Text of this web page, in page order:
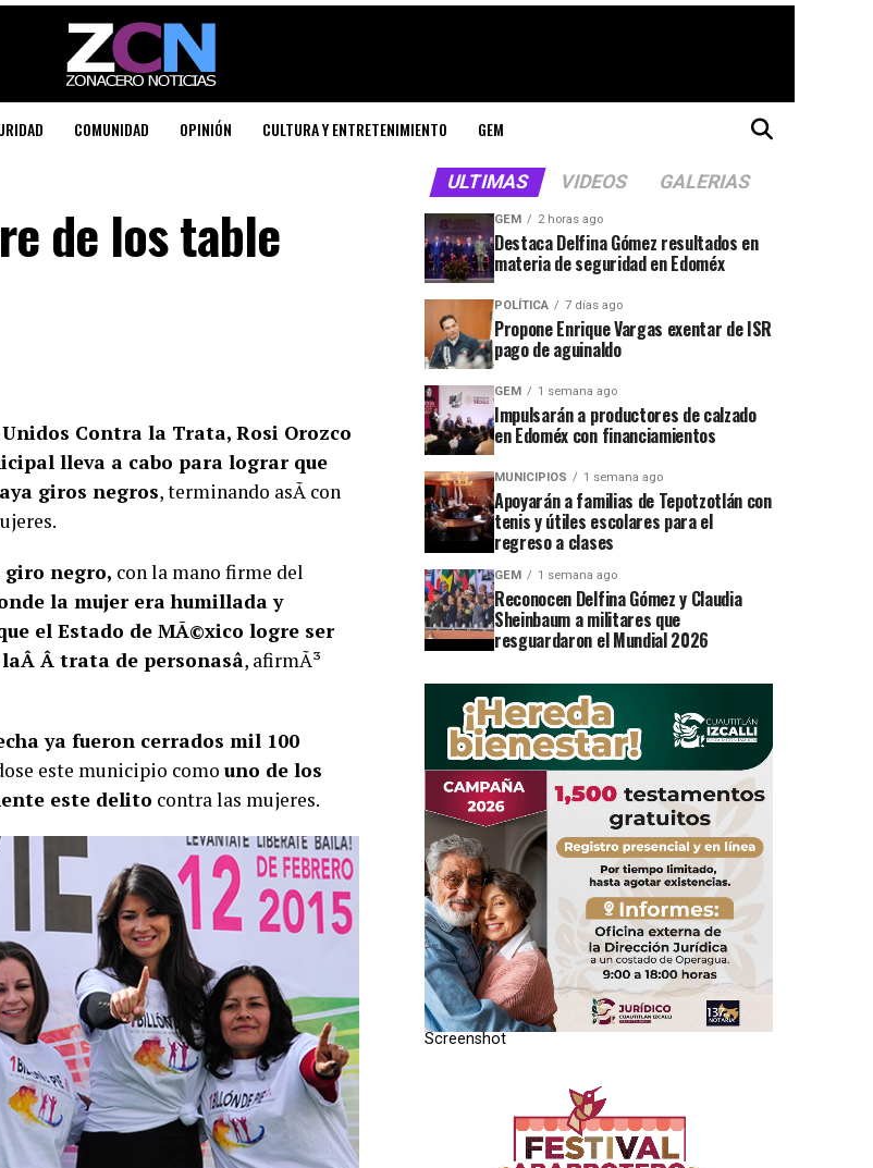
COMUNIDAD OPINIÓN CULTURA Y ENTRETENIMIENTO GEM
de los table
Contra la Trata, Rosi Orozco
lleva a cabo para lograr que
giros negros, terminando asÃ­ con
giro negro, con la mano firme del
la mujer era humillada y
el Estado de MÃ©xico logre ser
Â trata de personasâ, afirmÃ³
ya fueron cerrados mil 100
este municipio como uno de los
este delito contra las mujeres.
ULTIMAS VIDEOS GALERIAS
GEM 2 horas ago
Destaca Delfina Gómez resultados en
materia de seguridad en Edoméx
POLÍTICA 7 días ago
Propone Enrique Vargas exentar de ISR
pago de aguinaldo
GEM 1 semana ago
Impulsarán a productores de calzado
en Edoméx con financiamientos
MUNICIPIOS 1 semana ago
Apoyarán a familias de Tepotzotlán con
tenis y útiles escolares para el
regreso a clases
GEM 1 semana ago
Reconocen Delfina Gómez y Claudia
Sheinbaum a militares que
resguardaron el Mundial 2026
Screenshot